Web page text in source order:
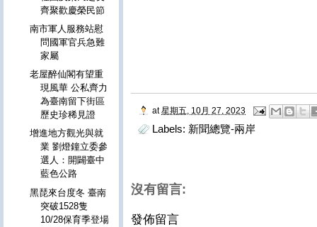
at 星期五, 10月 27, 2023
Labels: 新聞總覽-兩岸
沒有留言:
發佈留言
齊聚歡慶榮民節
南市軍人服務站慰
問國軍官兵急難
家屬
老屋醉仙閣有望重
現風華 公私齊力
為臺南留下街區
歷史珍稀見證
增進地方觀光與就
業 劉燈鐘立委參
選人：開闢臺中
藍色公路
黑琵來台度冬 臺南
突破1528隻
10/28保育季登場